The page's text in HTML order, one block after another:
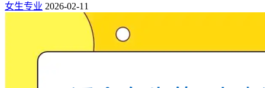
女生专业 2026-02-11